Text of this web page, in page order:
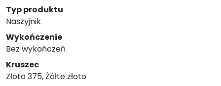
Typ produktu
Naszyjnik
Wykończenie
Bez wykończeń
Kruszec
Złoto 375, Żółte złoto